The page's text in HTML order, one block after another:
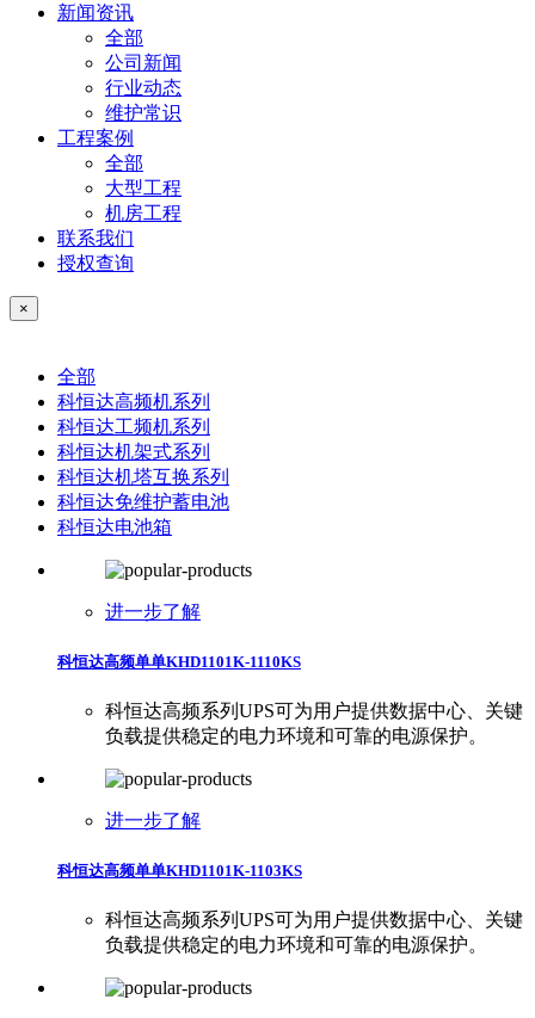
新闻资讯
全部
公司新闻
行业动态
维护常识
工程案例
全部
大型工程
机房工程
联系我们
授权查询
×
全部
科恒达高频机系列
科恒达工频机系列
科恒达机架式系列
科恒达机塔互换系列
科恒达免维护蓄电池
科恒达电池箱
进一步了解
科恒达高频单单KHD1101K-1110KS
科恒达高频系列UPS可为用户提供数据中心、关键
负载提供稳定的电力环境和可靠的电源保护。
进一步了解
科恒达高频单单KHD1101K-1103KS
科恒达高频系列UPS可为用户提供数据中心、关键
负载提供稳定的电力环境和可靠的电源保护。